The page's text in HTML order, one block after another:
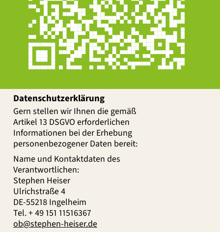
Datenschutzerklärung
Gern stellen wir Ihnen die gemäß
Artikel 13 DSGVO erforderlichen
Informationen bei der Erhebung
personenbezogener Daten bereit:
Name und Kontaktdaten des
Verantwortlichen:
Stephen Heiser
Ulrichstraße 4
DE-55218 Ingelheim
Tel. + 49 151 11516367
ob@stephen-heiser.de